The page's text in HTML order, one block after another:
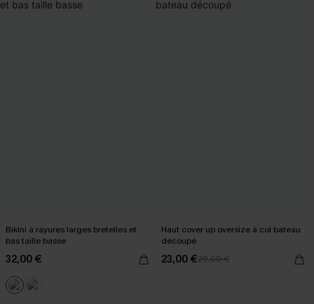
Bikini à rayures larges bretelles et
bas taille basse
32,00 €
Haut cover up oversize à col bateau
découpé
23,00 €29,00 €